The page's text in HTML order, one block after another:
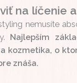
na líčenie
nemusíte
Najlepším
kozmetika, o
znáša.